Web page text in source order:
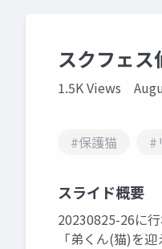
スクフェ
1.5K Views
#保護猫 #
スライド概要
20230825-26に
「弟くん(猫)を